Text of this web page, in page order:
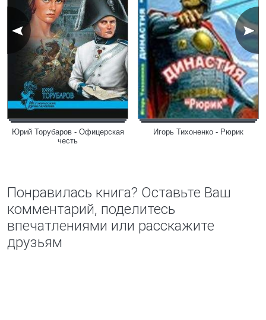
Юрий Торубаров - Офицерская
честь
Игорь Тихоненко - Рюрик
Понравилась книга? Оставьте Ваш
комментарий, поделитесь
впечатлениями или расскажите
друзьям